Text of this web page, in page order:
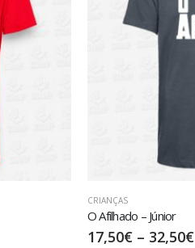
CRIANÇAS
O Afilhado – Júnior
17,50€– 32,50€